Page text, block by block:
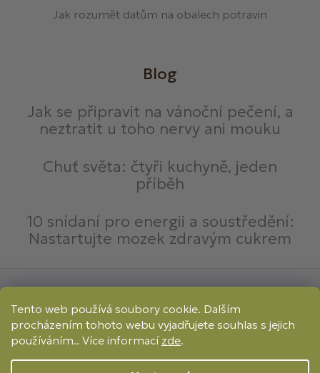
Tento web používá soubory cookie. Dalším
procházením tohoto webu vyjadřujete souhlas s jejich
používáním.. Více informací zde.
Jak rozumět datům na obalech potravin
Blog
Jak se připravit na vánoční pečení, a
neztratit u toho nervy ani mouku
Chuť světa: čtyři kuchyně, jeden
příběh
10 snídaní pro energii a soustředění:
Nastartujte mozek zdravým cukrem
Online Převod Dobírka
Způsoby dopravy: